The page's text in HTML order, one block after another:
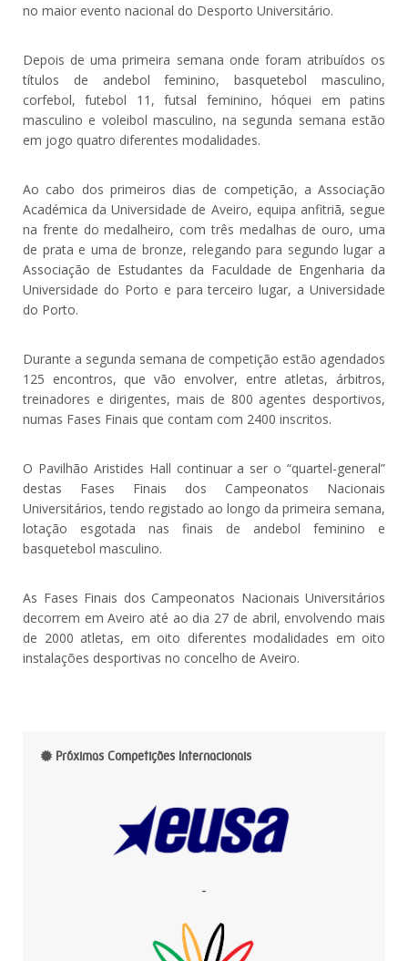
no maior evento nacional do Desporto Universitário.
Depois de uma primeira semana onde foram atribuídos os
títulos de andebol feminino, basquetebol masculino,
corfebol, futebol 11, futsal feminino, hóquei em patins
masculino e voleibol masculino, na segunda semana estão
em jogo quatro diferentes modalidades.
Ao cabo dos primeiros dias de competição, a Associação
Académica da Universidade de Aveiro, equipa anfitriã, segue
na frente do medalheiro, com três medalhas de ouro, uma
de prata e uma de bronze, relegando para segundo lugar a
Associação de Estudantes da Faculdade de Engenharia da
Universidade do Porto e para terceiro lugar, a Universidade
do Porto.
Durante a segunda semana de competição estão agendados
125 encontros, que vão envolver, entre atletas, árbitros,
treinadores e dirigentes, mais de 800 agentes desportivos,
numas Fases Finais que contam com 2400 inscritos.
O Pavilhão Aristides Hall continuar a ser o “quartel-general”
destas Fases Finais dos Campeonatos Nacionais
Universitários, tendo registado ao longo da primeira semana,
lotação esgotada nas finais de andebol feminino e
basquetebol masculino.
As Fases Finais dos Campeonatos Nacionais Universitários
decorrem em Aveiro até ao dia 27 de abril, envolvendo mais
de 2000 atletas, em oito diferentes modalidades em oito
instalações desportivas no concelho de Aveiro.
Próximas Competições Internacionais
-